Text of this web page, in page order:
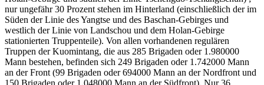
nur ungefähr 30 Prozent stehen im Hinterland (einschließlich der im
Süden der Linie des Yangtse und des Baschan-Gebirges und
westlich der Linie von Landschou und dem Holan-Gebirge
stationierten Truppenteile). Von allen vorhandenen regulären
Truppen der Kuomintang, die aus 285 Brigaden oder 1.980000
Mann bestehen, befinden sich 249 Brigaden oder 1.742000 Mann
an der Front (99 Brigaden oder 694000 Mann an der Nordfront und